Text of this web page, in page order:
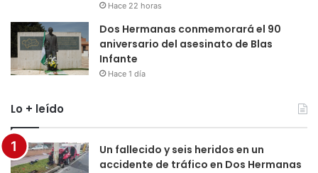
Hace 22 horas
Dos Hermanas conmemorará el 90
aniversario del asesinato de Blas
Infante
Hace 1 día
Lo + leído
Un fallecido y seis heridos en un
accidente de tráfico en Dos Hermanas